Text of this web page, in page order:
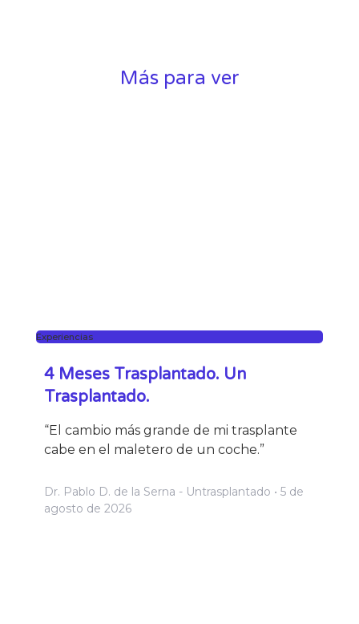
Más para ver
Experiencias
4 Meses Trasplantado. Un
Trasplantado.
“El cambio más grande de mi trasplante
cabe en el maletero de un coche.”
Dr. Pablo D. de la Serna - Untrasplantado
5 de
agosto de 2026